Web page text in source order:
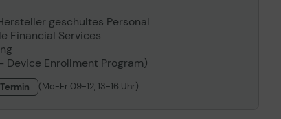
geschultes Personal
Financial Services
Device Enrollment Program)
Termin (Mo-Fr 09-12, 13-16 Uhr)